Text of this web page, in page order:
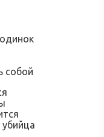
собой